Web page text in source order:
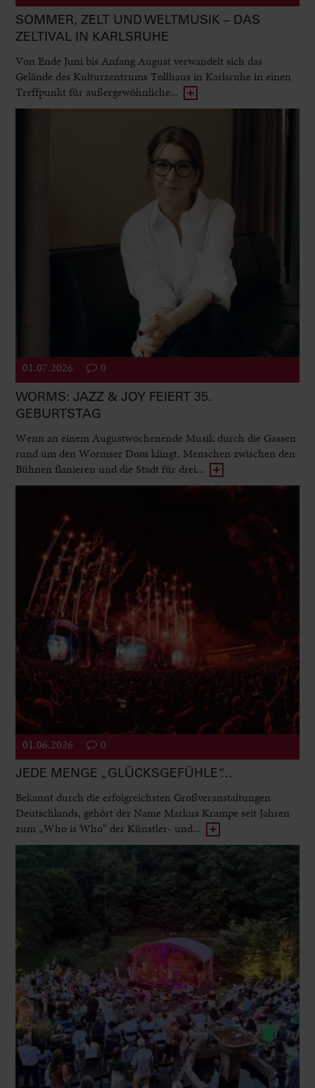
SOMMER, ZELT UND WELTMUSIK – DAS
ZELTIVAL IN KARLSRUHE
Von Ende Juni bis Anfang August verwandelt sich das
Gelände des Kulturzentrums Tollhaus in Karlsruhe in einen
Treffpunkt für außergewöhnliche...
01.07.2026 0
WORMS: JAZZ & JOY FEIERT 35.
GEBURTSTAG
Wenn an einem Augustwochenende Musik durch die Gassen
rund um den Wormser Dom klingt, Menschen zwischen den
Bühnen flanieren und die Stadt für drei...
01.06.2026 0
JEDE MENGE „GLÜCKSGEFÜHLE“…
Bekannt durch die erfolgreichsten Großveranstaltungen
Deutschlands, gehört der Name Markus Krampe seit Jahren
zum „Who is Who“ der Künstler- und...